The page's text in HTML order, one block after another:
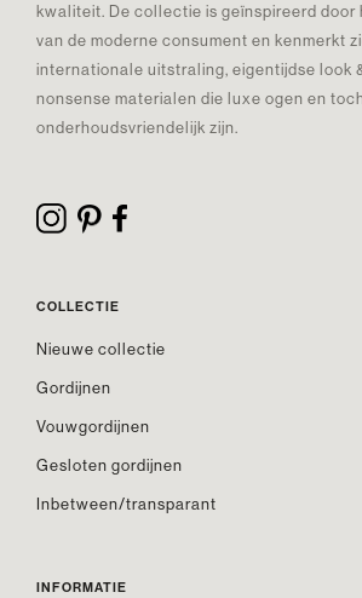
kwaliteit. De collectie is geïnspireerd door
van de moderne consument en kenmerkt
internationale uitstraling, eigentijdse look
nonsense materialen die luxe ogen en toch
onderhoudsvriendelijk zijn.
COLLECTIE
Nieuwe collectie
Gordijnen
Vouwgordijnen
Gesloten gordijnen
Inbetween/transparant
INFORMATIE